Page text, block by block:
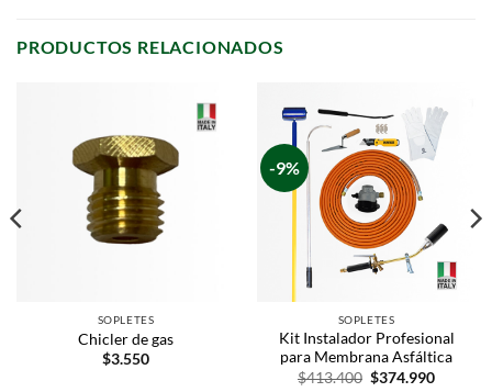
PRODUCTOS RELACIONADOS
SOPLETES
Chicler de gas
$3.550
-9%
SOPLETES
Kit Instalador Profesional
para Membrana Asfáltica
$413.400 $374.990